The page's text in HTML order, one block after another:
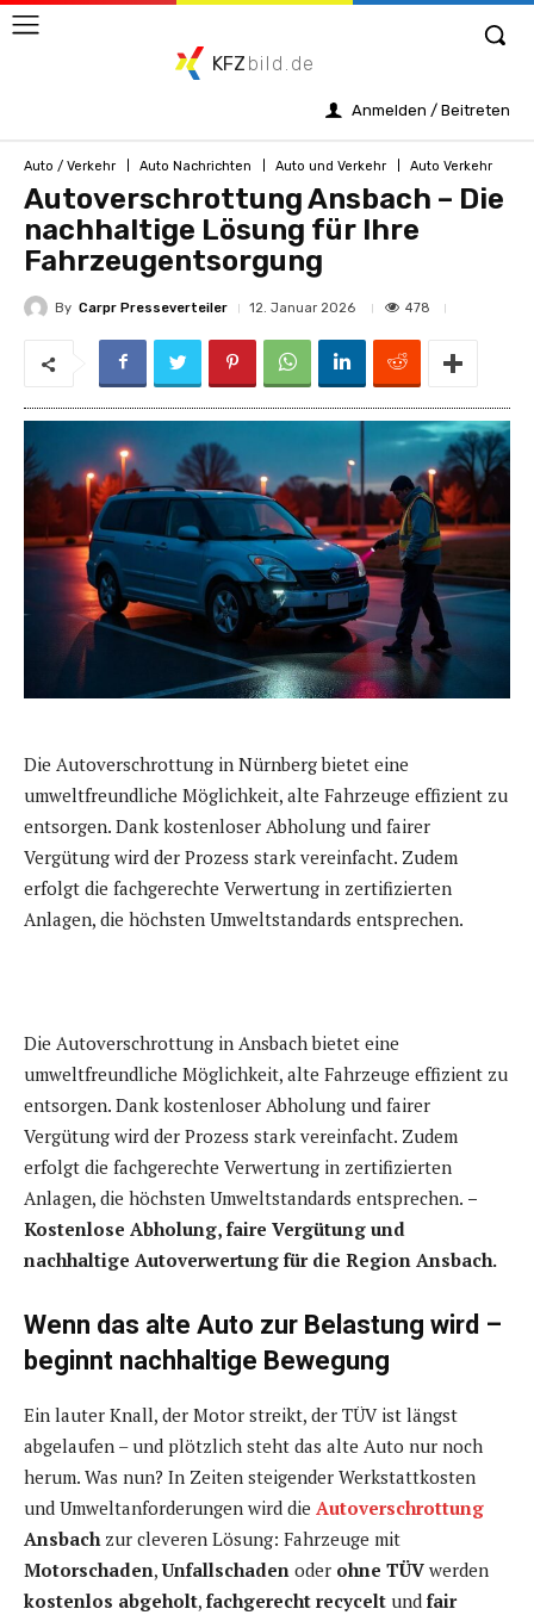
KFZ bild.de
Anmelden / Beitreten
Auto / Verkehr Auto Nachrichten Auto und Verkehr Auto Verkehr
Autoverschrottung Ansbach – Die
nachhaltige Lösung für Ihre
Fahrzeugentsorgung
By Carpr Presseverteiler 12. Januar 2026 478
Die Autoverschrottung in Nürnberg bietet eine
umweltfreundliche Möglichkeit, alte Fahrzeuge effizient zu
entsorgen. Dank kostenloser Abholung und fairer
Vergütung wird der Prozess stark vereinfacht. Zudem
erfolgt die fachgerechte Verwertung in zertifizierten
Anlagen, die höchsten Umweltstandards entsprechen.
Die Autoverschrottung in Ansbach bietet eine
umweltfreundliche Möglichkeit, alte Fahrzeuge effizient zu
entsorgen. Dank kostenloser Abholung und fairer
Vergütung wird der Prozess stark vereinfacht. Zudem
erfolgt die fachgerechte Verwertung in zertifizierten
Anlagen, die höchsten Umweltstandards entsprechen. –
Kostenlose Abholung, faire Vergütung und
nachhaltige Autoverwertung für die Region Ansbach.
Wenn das alte Auto zur Belastung wird –
beginnt nachhaltige Bewegung
Ein lauter Knall, der Motor streikt, der TÜV ist längst
abgelaufen – und plötzlich steht das alte Auto nur noch
herum. Was nun? In Zeiten steigender Werkstattkosten
und Umweltanforderungen wird die Autoverschrottung
Ansbachzur cleveren Lösung: Fahrzeuge mit
Motorschaden,Unfallschaden oder ohne TÜV werden
kostenlos abgeholt, fachgerecht recycelt und fair